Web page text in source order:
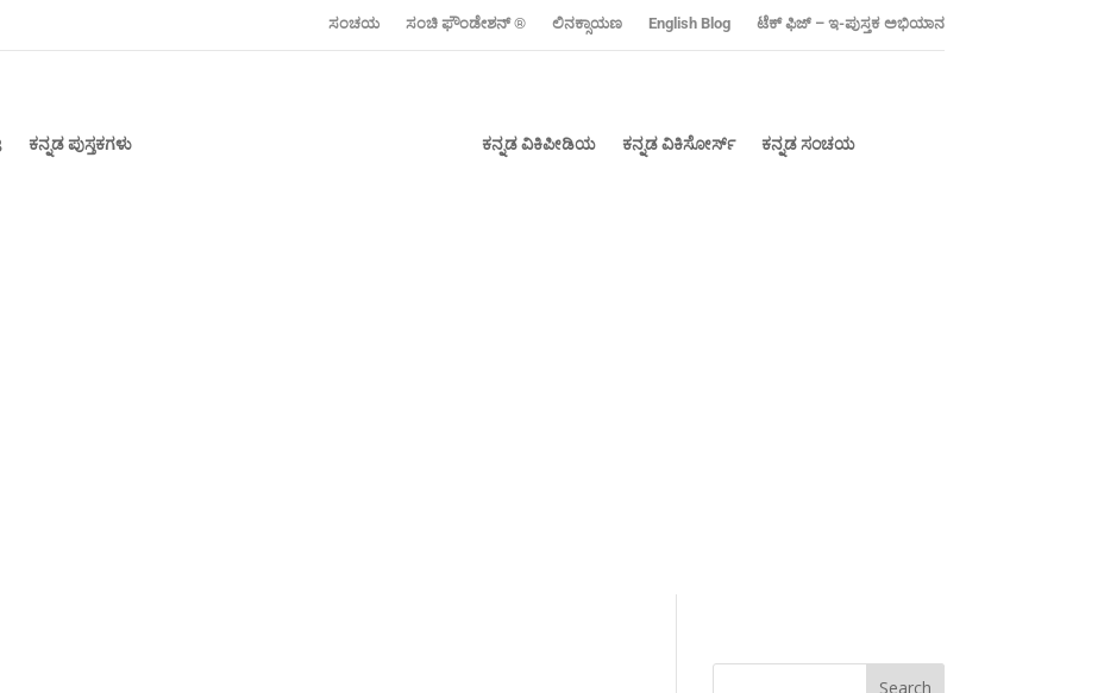
ಸಂಚಯ ಸಂಚಿ ಫೌಂಡೇಶನ್ ‍® ಲಿನಕ್ಸಾಯಣ ‍English Blog ಟೆಕ್ ಫಿಜ್ – ಇ-ಪುಸ್ತಕ ಅಭಿಯಾನ
ಕನ್ನಡ ಪುಸ್ತಕಗಳು ಕನ್ನಡ ವಿಕಿಪೀಡಿಯ ಕನ್ನಡ ವಿಕಿಸೋರ್ಸ್ ಕನ್ನಡ ಸಂಚಯ